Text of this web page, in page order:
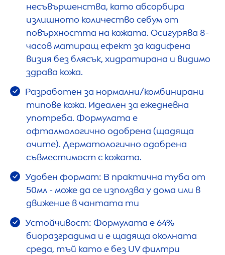
несъвършенства, като абсорбира
излишното количество себум от
повърхността на кожата. Осигурява 8-
часов матиращ ефект за кадифена
визия без блясък, хидратирана и видимо
здрава кожа.
Разработен за нормални/комбинирани
типове кожа. Идеален за ежедневна
употреба. Формулата е
офталмологично одобрена (щадяща
очите). Дерматологично одобрена
съвместимост с кожата.
Удобен формат: В практична туба от
50мл - може да се използва у дома или в
движение в чантата ти
Устойчивост: Формулата е 64%
биоразградима и е щадяща околната
среда, тъй като е без UV филтри